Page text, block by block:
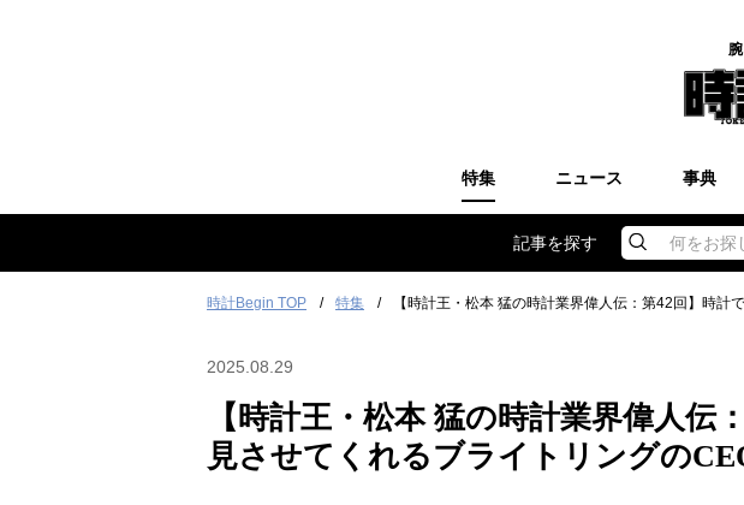
特集 ニュース 事典
記事を探す 何をお探
時計Begin TOP 特集 【時計王・松本 猛の時計業界偉人伝：第42回】時計
2025.08.29
【時計王・松本 猛の時計業界偉人伝
見させてくれるブライトリングの